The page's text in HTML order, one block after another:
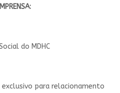
do MDHC
para relacionamento